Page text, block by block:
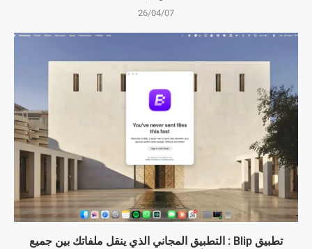
26/04/07
تطبيق Blip : التطبيق المجاني الذي ينقل ملفاتك بين جميع